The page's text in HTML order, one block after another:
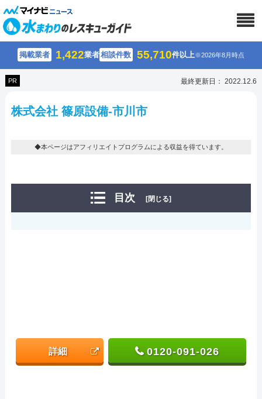
掲載業者 1,422業者相談件数 55,710件以上※2026年8月時点
PR 最終更新日： 2022.12.6
株式会社 篠原設備-市川市
◆本ページはアフィリエイトプログラムによる収益を得ています。
目次 [閉じる]
詳細 0120-091-026